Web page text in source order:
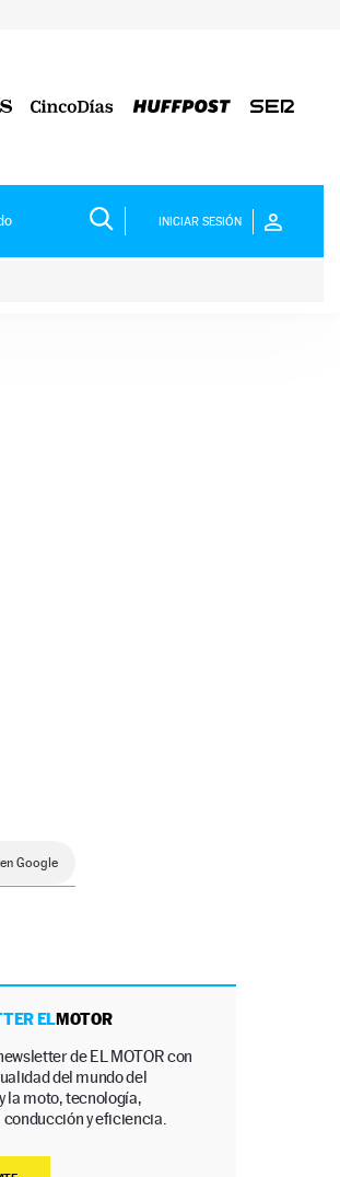
INICIAR SESIÓN
Google
ELMOTOR
de EL MOTOR con
del mundo del
la moto, tecnología,
y eficiencia.